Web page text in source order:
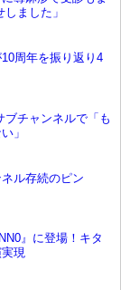
ました」
周年を振り返り4
チャンネルで「も
」
ル存続のピン
』に登場！キタ
現